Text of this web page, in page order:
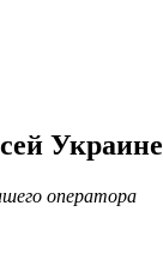
Украине
оператора